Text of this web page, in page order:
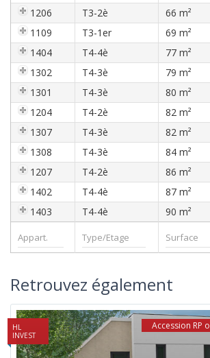
1206
T3-2è 66 m²
1109
T3-1er 69 m²
1404
T4-4è 77 m²
1302
T4-3è 79 m²
1301
T4-3è 80 m²
1204
T4-2è 82 m²
1307
T4-3è 82 m²
1308
T4-3è 84 m²
1207
T4-2è 86 m²
1402
T4-4è 87 m²
1403
T4-4è 90 m²
Retrouvez également
Accession RP
HL
INVEST